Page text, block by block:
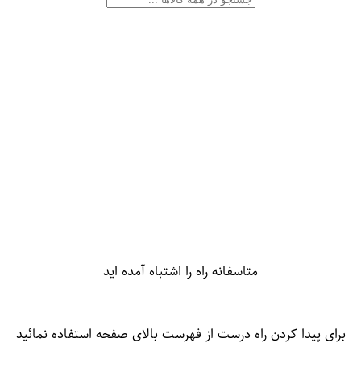
متاسفانه راه را اشتباه آمده اید
برای پیدا کردن راه درست از فهرست بالای صفحه استفاده نمائید